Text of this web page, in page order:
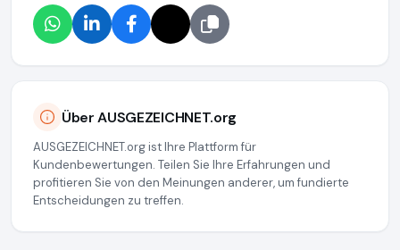
Über AUSGEZEICHNET.org
AUSGEZEICHNET.org ist Ihre Plattform für
Kundenbewertungen. Teilen Sie Ihre Erfahrungen und
profitieren Sie von den Meinungen anderer, um fundierte
Entscheidungen zu treffen.